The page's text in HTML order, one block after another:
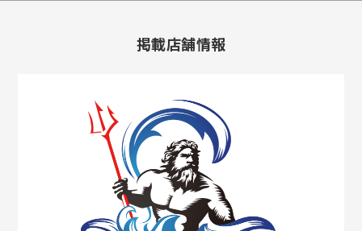
掲載店舗情報